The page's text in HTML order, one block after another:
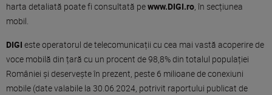
harta detaliată poate fi consultată pewww.DIGI.ro, în secțiunea
mobil.
DIGI este operatorul de telecomunicații cu cea mai vastă acoperire de
voce mobilă din țară cu un procent de 98,8% din totalul populației
României și deservește în prezent, peste 6 milioane de conexiuni
mobile (date valabile la 30.06.2024, potrivit raportului publicat de